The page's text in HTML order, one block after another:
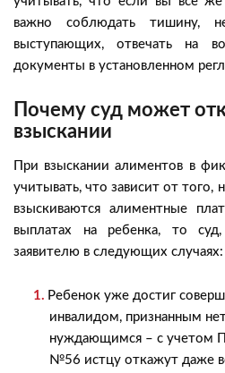
важно соблюдать тишину,
выступающих, отвечать на
документы в установленном
Почему суд может
взыскании
При взыскании алиментов в
учитывать, что зависит от того,
взыскиваются алиментные
выплатах на ребенка, то
заявителю в следующих случаях:
Ребенок уже достиг
инвалидом, признанным
нуждающимся – с учетом
№56 истцу откажут даже